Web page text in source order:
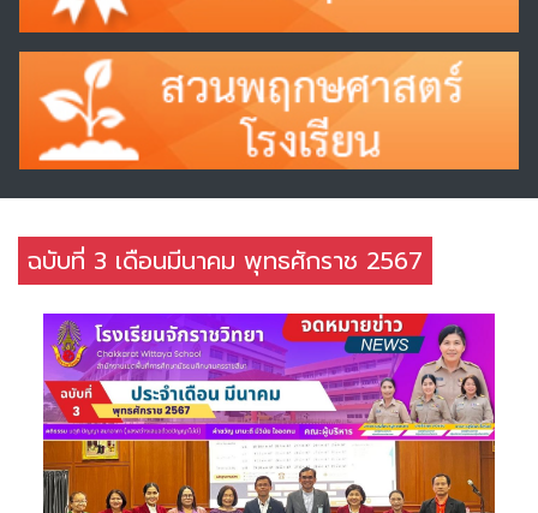
ฉบับที่ 3 เดือนมีนาคม พุทธศักราช 2567